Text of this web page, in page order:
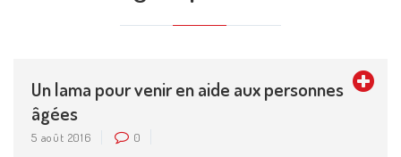
Un lama pour venir en aide aux personnes
âgées
5 août 2016 0